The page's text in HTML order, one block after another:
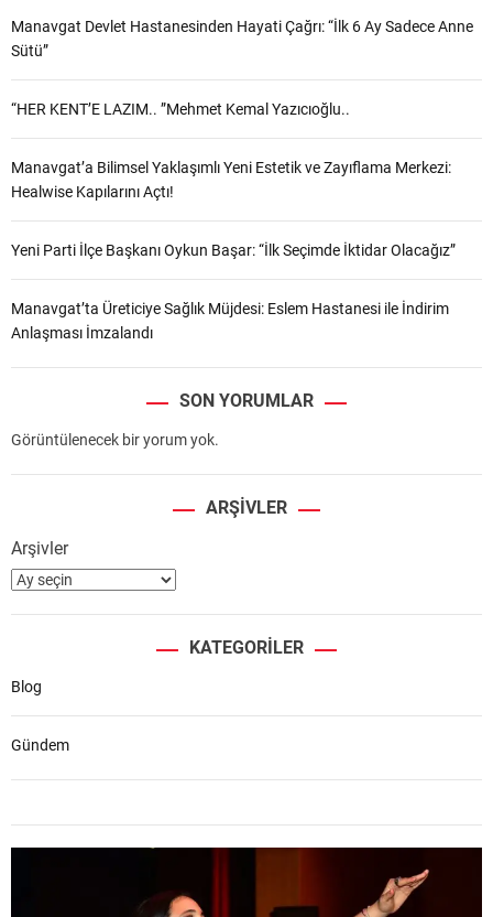
Manavgat Devlet Hastanesinden Hayati Çağrı: “İlk 6 Ay Sadece Anne
Sütü”
“HER KENT’E LAZIM.. ”Mehmet Kemal Yazıcıoğlu..
Manavgat’a Bilimsel Yaklaşımlı Yeni Estetik ve Zayıflama Merkezi:
Healwise Kapılarını Açtı!
Yeni Parti İlçe Başkanı Oykun Başar: “İlk Seçimde İktidar Olacağız”
Manavgat’ta Üreticiye Sağlık Müjdesi: Eslem Hastanesi ile İndirim
Anlaşması İmzalandı
SON YORUMLAR
Görüntülenecek bir yorum yok.
ARŞIVLER
Arşivler
KATEGORILER
Blog
Gündem